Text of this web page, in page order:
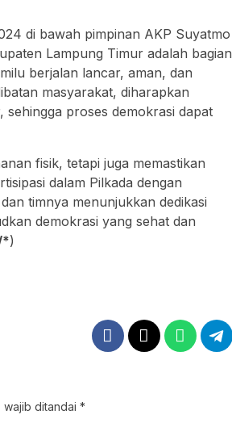
di bawah pimpinan AKP Suyatmo
Lampung Timur adalah bagian
berjalan lancar, aman, dan
masyarakat, diharapkan
sehingga proses demokrasi dapat
fisik, tetapi juga memastikan
dalam Pilkada dengan
timnya menunjukkan dedikasi
demokrasi yang sehat dan
*)
wajib ditandai *